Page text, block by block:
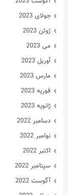
نوامبر 2022
اکتبر 2022
سپتامبر 2022
آگوست 2022
جولای 2022
ژوئن 2022
می 2022
آوریل 2022
مارس 2022
فوریه 2022
ژانویه 2022
دسامبر 2021
نوامبر 2021